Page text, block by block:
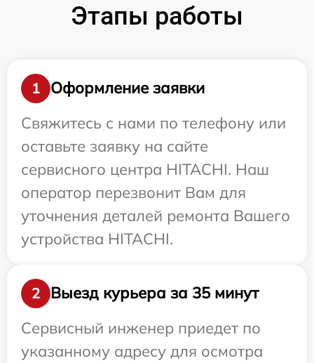
Этапы работы
1
Оформление заявки
Свяжитесь с нами по телефону или
оставьте заявку на сайте
сервисного центра HITACHI. Наш
оператор перезвонит Вам для
уточнения деталей ремонта Вашего
устройства HITACHI.
2
Выезд курьера за 35 минут
Сервисный инженер приедет по
указанному адресу для осмотра